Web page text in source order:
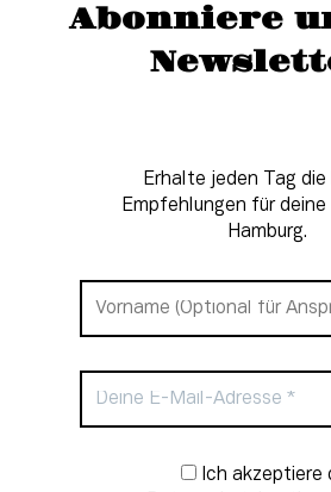
Abonniere
Erhalte jeden Tag
Empfehlungen für deine
Hamburg.
Newsletter-Anmeldung